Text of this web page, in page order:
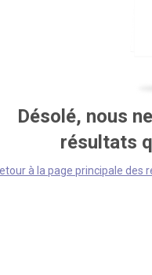
Désolé, nous
résultats
à la page principale des